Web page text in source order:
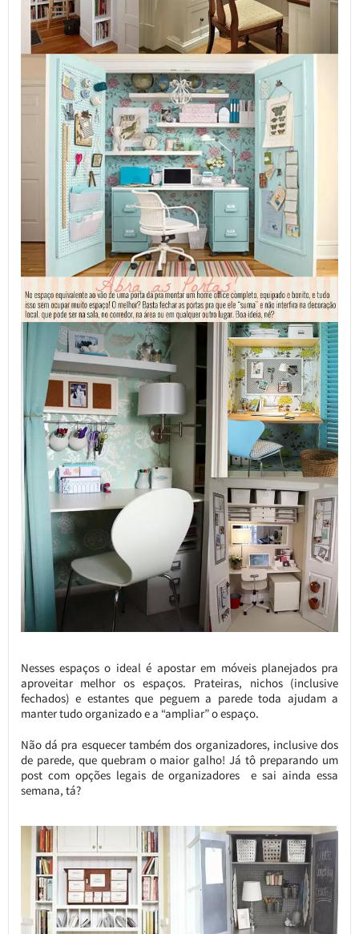
Nesses espaços o ideal é apostar em móveis planejados pra
aproveitar melhor os espaços. Prateiras, nichos (inclusive
fechados) e estantes que peguem a parede toda ajudam a
manter tudo organizado e a “ampliar” o espaço.
Não dá pra esquecer também dos organizadores, inclusive dos
de parede, que quebram o maior galho! Já tô preparando um
post com opções legais de organizadores e sai ainda essa
semana, tá?